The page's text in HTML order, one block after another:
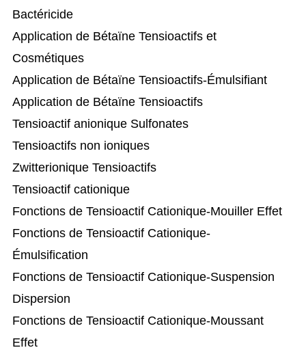
Bactéricide
Application de Bétaïne Tensioactifs et
Cosmétiques
Application de Bétaïne Tensioactifs-Émulsifiant
Application de Bétaïne Tensioactifs
Tensioactif anionique Sulfonates
Tensioactifs non ioniques
Zwitterionique Tensioactifs
Tensioactif cationique
Fonctions de Tensioactif Cationique-Mouiller Effet
Fonctions de Tensioactif Cationique-
Émulsification
Fonctions de Tensioactif Cationique-Suspension
Dispersion
Fonctions de Tensioactif Cationique-Moussant
Effet